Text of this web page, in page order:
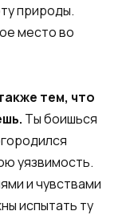
природы.
место во
тем, что
Ты боишься
уязвимость.
и чувствами
испытать ту